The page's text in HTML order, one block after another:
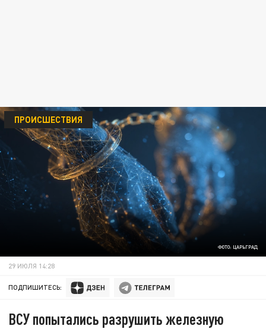
ФОТО: ЦАРЬГРАД
ПРОИСШЕСТВИЯ
29 ИЮЛЯ 14:28
ПОДПИШИТЕСЬ:
ВСУ попытались разрушить железную